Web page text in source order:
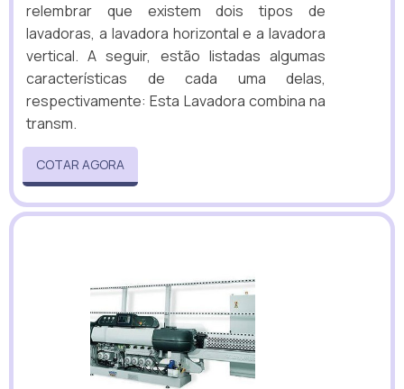
relembrar que existem dois tipos de
lavadoras, a lavadora horizontal e a lavadora
vertical. A seguir, estão listadas algumas
características de cada uma delas,
respectivamente: Esta Lavadora combina na
transm.
COTAR AGORA